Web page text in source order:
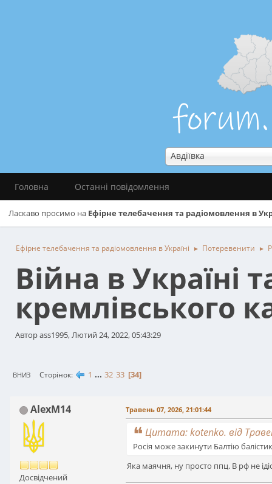
Авдіївка
Головна Останні повідомлення
Ласкаво просимо на Ефірне телебачення та радіомовлення в
Ефірне телебачення та радіомовлення в Україні ► Потеревенити ►
Війна в Україні
кремлівського
Автор ass1995, Лютий 24, 2022, 05:43:29
ВНИЗ Сторінок 1 ... 32 33 34
AlexM14
Досвідчений
Травень 07, 2026, 21:01:44
Цитата: kotenko. від
Росія може закинути Балтію
Яка маячня, ну просто ппц. В рф не